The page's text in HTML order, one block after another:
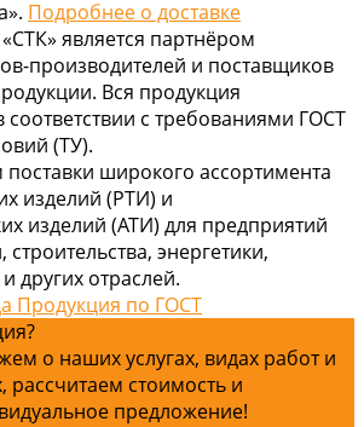
Подробнее о доставке
является партнёром
производителей и поставщиков
Вся продукция
соответствии с требованиями ГОСТ
(ТУ).
широкого ассортимента
изделий (РТИ) и
изделий (АТИ) для предприятий
энергетики,
других отраслей.
Продукция по ГОСТ
о наших услугах, видах работ и
рассчитаем стоимость и
предложение!